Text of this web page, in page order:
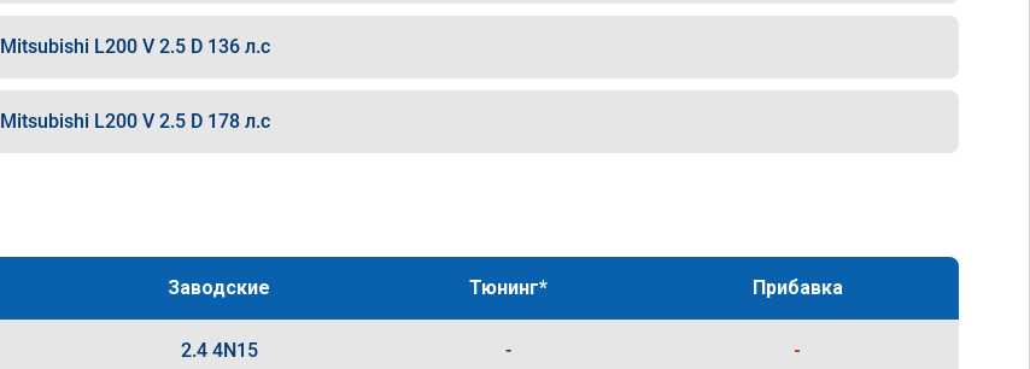
Mitsubishi L200 V 2.5 D 136 л.с
Mitsubishi L200 V 2.5 D 178 л.с
Заводские Тюнинг* Прибавка
2.4 4N15 - -